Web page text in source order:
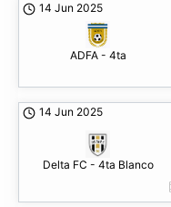
14 Jun 2025
ADFA - 4ta
14 Jun 2025
Delta FC - 4ta Blanco